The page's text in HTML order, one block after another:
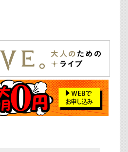
24:00
K-POP 第3世代特集
K-POP 第4世代特集
25:00
あのころヒッツ! 一挙5時間！
2021→2025年